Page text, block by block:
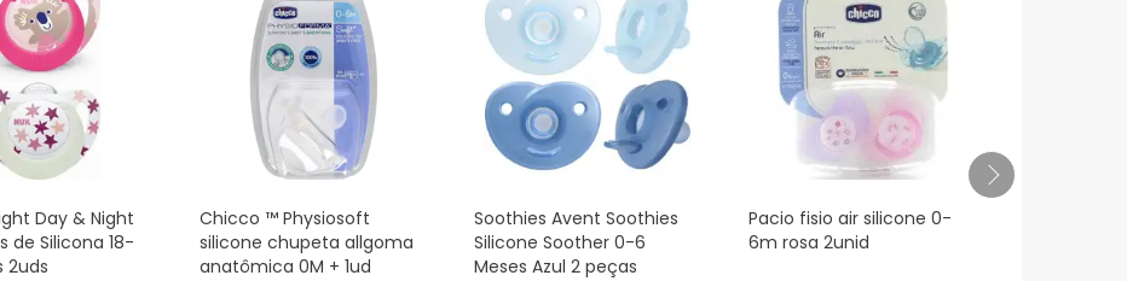
Day & Night
de Silicona 18-
2uds
Chicco ™ Physiosoft
silicone chupeta allgoma
anatômica 0M + 1ud
Soothies Avent Soothies
Silicone Soother 0-6
Meses Azul 2 peças
Pacio fisio air silicone 0-
6m rosa 2unid